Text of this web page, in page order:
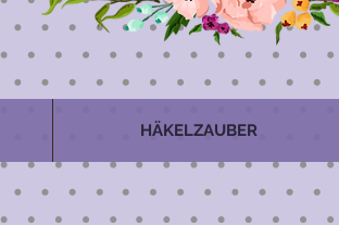
HÄKELZAUBER